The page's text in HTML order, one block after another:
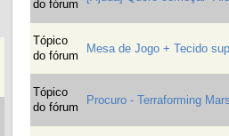
do fórum
Tópico
do fórum
Mesa de Jogo + Tecido
Tópico
do fórum
Procuro - Terraforming